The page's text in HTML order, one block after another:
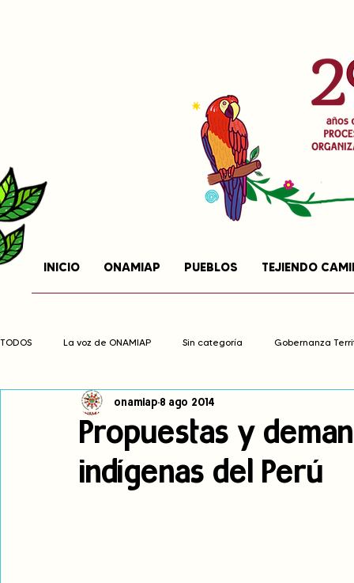
INICIO ONAMIAP PUEBLOS TEJIENDO
TODOS La voz de ONAMIAP Sin categoría Gobernanza
Cambio climático Navegador indígena
Pronunciamientos Observatorio de consulta previa
Propuestas y
indígenas del Perú
onamiap 8 ago 2014